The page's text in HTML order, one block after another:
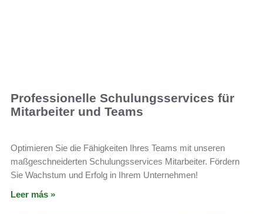
Professionelle Schulungsservices für
Mitarbeiter und Teams
Optimieren Sie die Fähigkeiten Ihres Teams mit unseren
maßgeschneiderten Schulungsservices Mitarbeiter. Fördern
Sie Wachstum und Erfolg in Ihrem Unternehmen!
Leer más »